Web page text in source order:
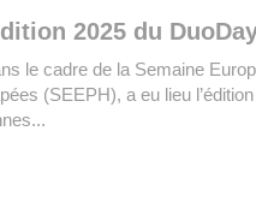
2025 du
le cadre de la Semaine
(SEEPH), a eu lieu